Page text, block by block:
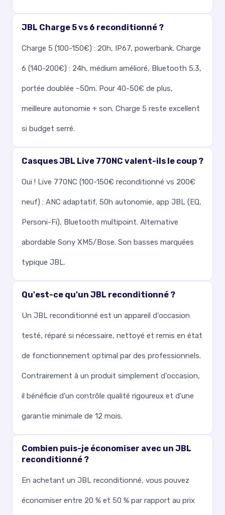
JBL Charge 5 vs 6 reconditionné ?
Charge 5 (100-150€) : 20h, IP67, powerbank. Charge
6 (140-200€) : 24h, médium amélioré, Bluetooth 5.3,
portée doublée ~50m. Pour 40-50€ de plus,
meilleure autonomie + son. Charge 5 reste excellent
si budget serré.
Casques JBL Live 770NC valent-ils le coup ?
Oui ! Live 770NC (100-150€ reconditionné vs 200€
neuf) : ANC adaptatif, 50h autonomie, app JBL (EQ,
Personi-Fi), Bluetooth multipoint. Alternative
abordable Sony XM5/Bose. Son basses marquées
typique JBL.
Qu'est-ce qu'un JBL reconditionné ?
Un JBL reconditionné est un appareil d'occasion
testé, réparé si nécessaire, nettoyé et remis en état
de fonctionnement optimal par des professionnels.
Contrairement à un produit simplement d'occasion,
il bénéficie d'un contrôle qualité rigoureux et d'une
garantie minimale de 12 mois.
Combien puis-je économiser avec un JBL
reconditionné ?
En achetant un JBL reconditionné, vous pouvez
économiser entre 20 % et 50 % par rapport au prix